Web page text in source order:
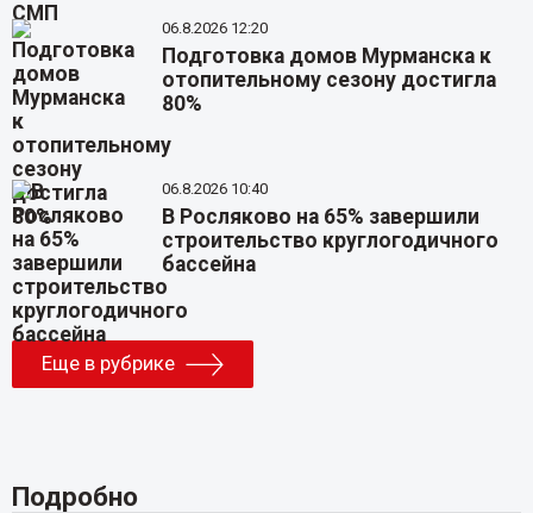
06.8.2026 12:20
Подготовка домов Мурманска к
отопительному сезону достигла
80%
06.8.2026 10:40
В Росляково на 65% завершили
строительство круглогодичного
бассейна
Еще в рубрике
Подробно